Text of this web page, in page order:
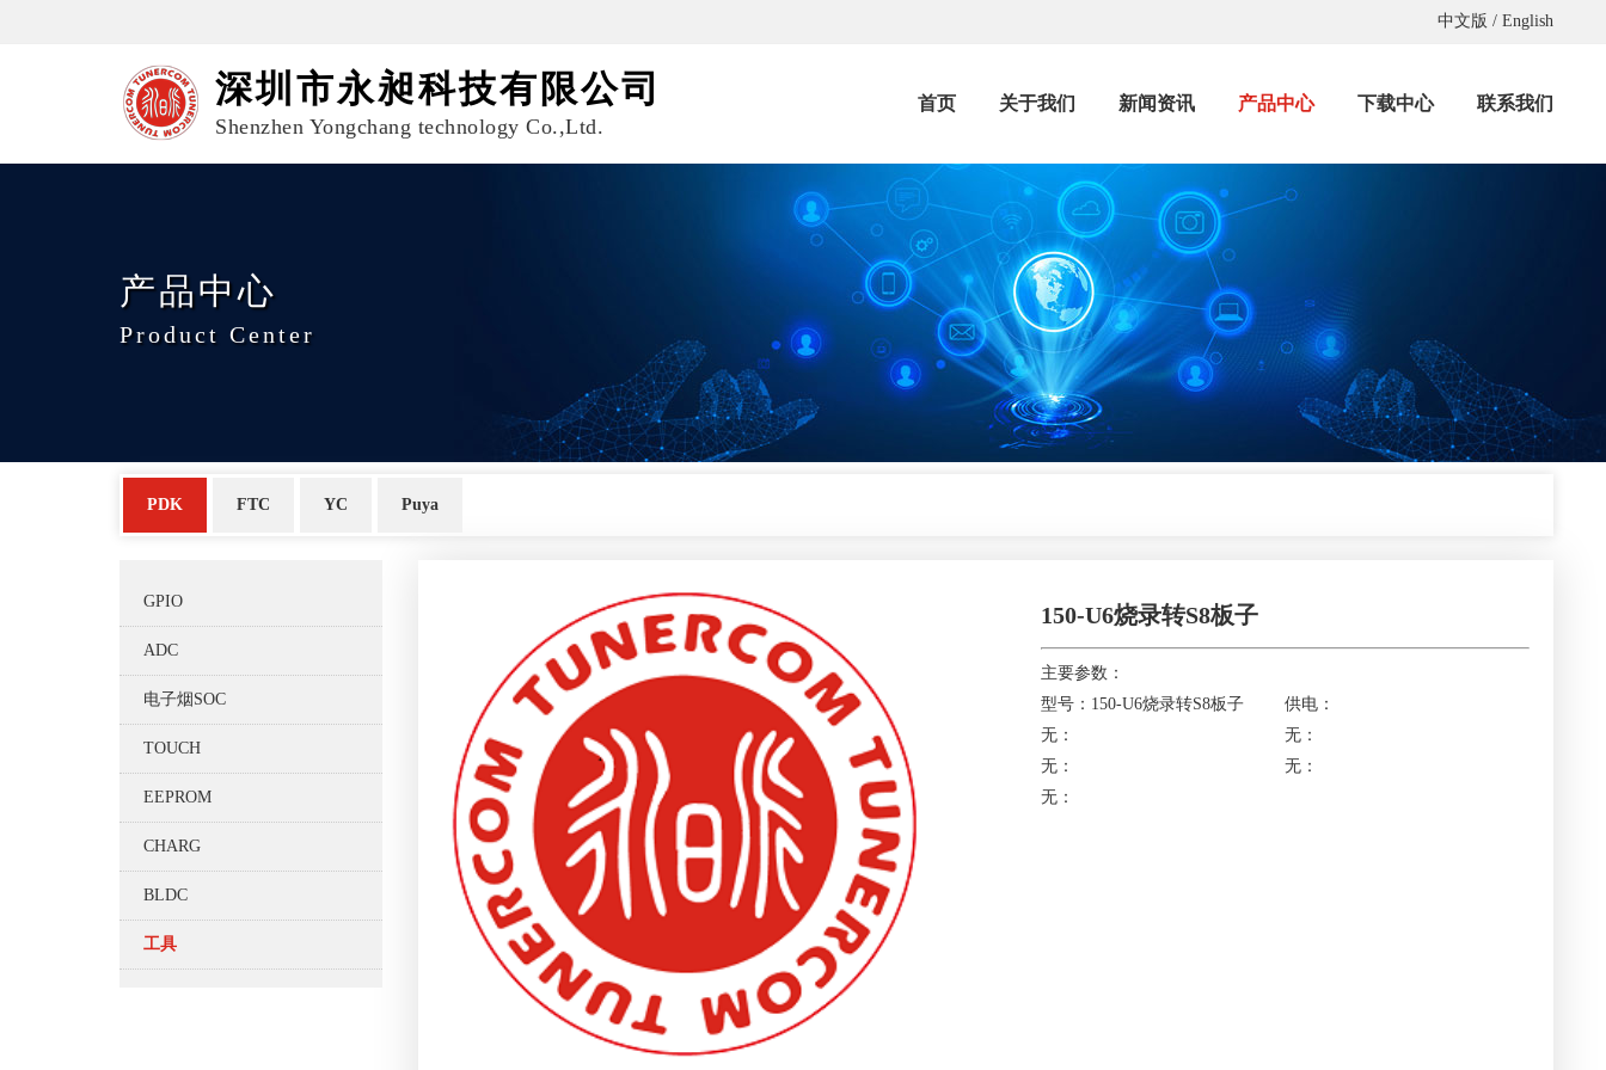
中文版 / English
深圳市永昶科技有限公司
Shenzhen Yongchang technology Co.,Ltd.
首页 关于我们 新闻资讯 产品中心 下载中心 联系我们
产品中心
Product Center
PDK FTC YC Puya
150-U6烧录转S8板子
主要参数：
型号：150-U6烧录转S8板子
供电：
无：
无：
无：
无：
无：
GPIO
ADC
电子烟SOC
TOUCH
EEPROM
CHARG
BLDC
工具